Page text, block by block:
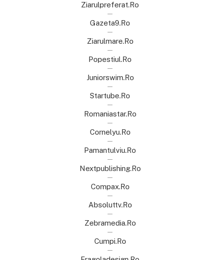
Ziarulpreferat.ro
Gazeta9.ro
Ziarulmare.ro
Popestiul.ro
Juniorswim.ro
Startube.ro
Romaniastar.ro
Cornelyu.ro
Pamantulviu.ro
Nextpublishing.ro
Compax.ro
Absoluttv.ro
Zebramedia.ro
Cumpi.ro